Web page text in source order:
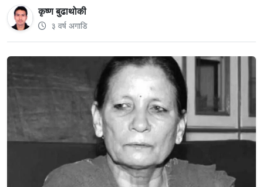
कृष्ण बुढाथोकी
३ वर्ष अगाडि